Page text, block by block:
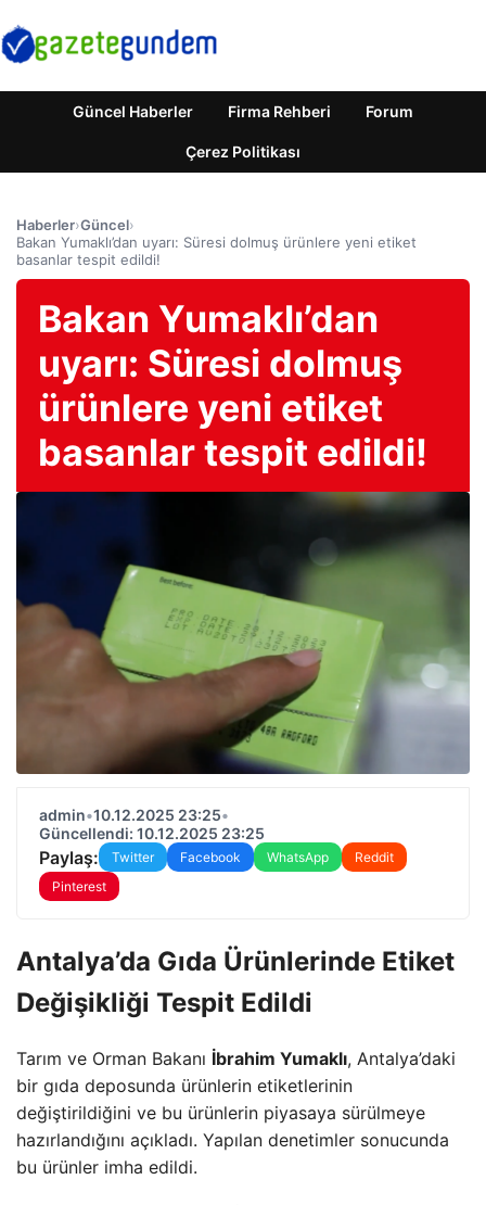
Güncel Haberler Firma Rehberi Forum
Çerez Politikası
Haberler›Güncel›
Bakan Yumaklı’dan uyarı: Süresi dolmuş ürünlere yeni etiket
basanlar tespit edildi!
Bakan Yumaklı’dan
uyarı: Süresi dolmuş
ürünlere yeni etiket
basanlar tespit edildi!
admin•10.12.2025 23:25•
Güncellendi: 10.12.2025 23:25
Paylaş: Twitter Facebook WhatsApp
Reddit
Pinterest
Antalya’da Gıda Ürünlerinde Etiket
Değişikliği Tespit Edildi
Tarım ve Orman Bakanı İbrahim Yumaklı, Antalya’daki
bir gıda deposunda ürünlerin etiketlerinin
değiştirildiğini ve bu ürünlerin piyasaya sürülmeye
hazırlandığını açıkladı. Yapılan denetimler sonucunda
bu ürünler imha edildi.